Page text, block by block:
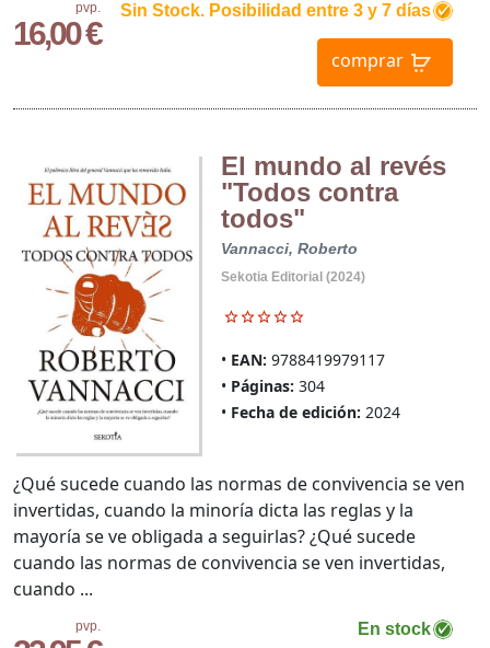
pvp.
16,00 €
Sin Stock. Posibilidad entre 3 y 7 días
comprar
El mundo al revés
"Todos contra
todos"
Vannacci, Roberto
Sekotia Editorial (2024)
EAN: 9788419979117
Páginas: 304
Fecha de edición: 2024
pvp. En stock
¿Qué sucede cuando las normas de convivencia se ven
invertidas, cuando la minoría dicta las reglas y la
mayoría se ve obligada a seguirlas? ¿Qué sucede
cuando las normas de convivencia se ven invertidas,
cuando ...